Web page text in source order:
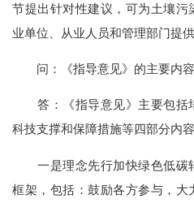
节提出针对性建议，可为土壤污
业单位、从业人员和管理部门提供
问：《指导意见》的主要内容
答：《指导意见》主要包括
科技支撑和保障措施等四部分内容
一是理念先行加快绿色低碳
框架，包括：鼓励各方参与，